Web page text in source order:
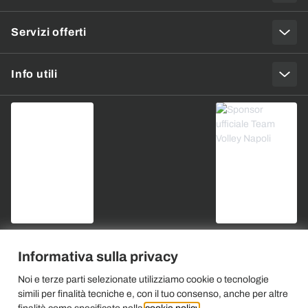
Informativa sulla privacy
Noi e terze parti selezionate utilizziamo cookie o tecnologie
simili per finalità tecniche e, con il tuo consenso, anche per altre
Servizi offerti
Info utili